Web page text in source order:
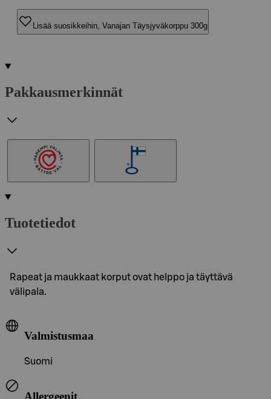
Lisää suosikkeihin, Vanajan Täysjyväkorppu 300g
Pakkausmerkinnät
Tuotetiedot
Rapeat ja maukkaat korput ovat helppo ja täyttävä
välipala.
Valmistusmaa
Suomi
Allergeenit